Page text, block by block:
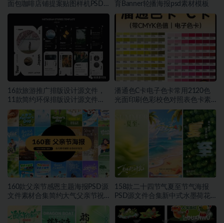
面包咖啡店铺提案贴图样机PSD
模板素材图
育Banner轮播海报psd素材模板
16款旅游推广排版设计源文件，
11款简约环保排版设计源文件，
15款电商撞色排版设计源文件
潘通色C卡电子色卡常用2120色
光面印刷色彩校色对照表色卡素
材PDF~1574期
160款父亲节感恩主题海报PSD源
文件素材合集简约大气父亲节祝
福宣传设计素材~1559期
158款二十四节气夏至节气海报
PSD源文件合集新中式水墨荷花
二十四节气朋友圈宣传模板素材
~1553期